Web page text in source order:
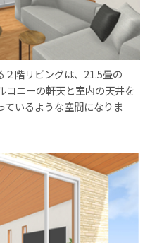
２階リビングは、21.5畳の
コニーの軒天と室内の天井を
いるような空間になりま